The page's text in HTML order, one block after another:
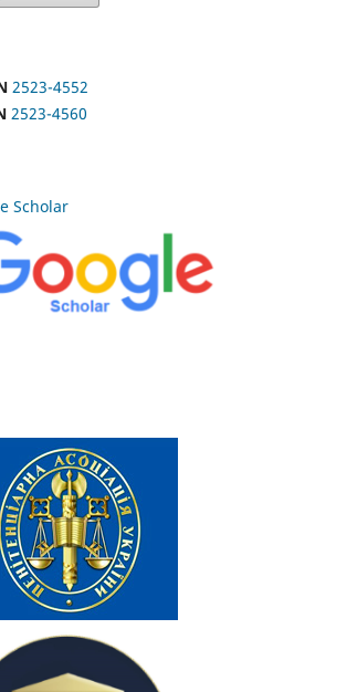
2523-4552
2523-4560
Scholar